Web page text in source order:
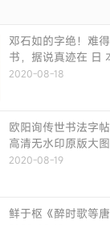
邓石如的字绝！难
书，据说真迹在 日
2020-08-18
欧阳询传世书法字
高清无水印原版大图
2020-08-19
鲜于枢《醉时歌等